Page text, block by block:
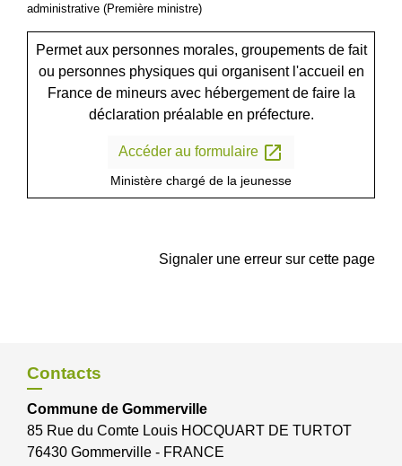
administrative (Première ministre)
Permet aux personnes morales, groupements de fait
ou personnes physiques qui organisent l'accueil en
France de mineurs avec hébergement de faire la
déclaration préalable en préfecture.
Accéder au formulaire open_in_new
Ministère chargé de la jeunesse
Signaler une erreur sur cette page
Contacts
Commune de Gommerville
85 Rue du Comte Louis HOCQUART DE TURTOT
76430 Gommerville - FRANCE